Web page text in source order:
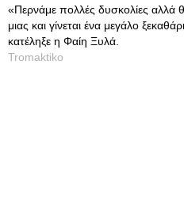
«Περνάμε πολλές δυσκολίες αλλά
μιας και γίνεται ένα μεγάλο
κατέληξε η Φαίη Ξυλά.
Tromaktiko